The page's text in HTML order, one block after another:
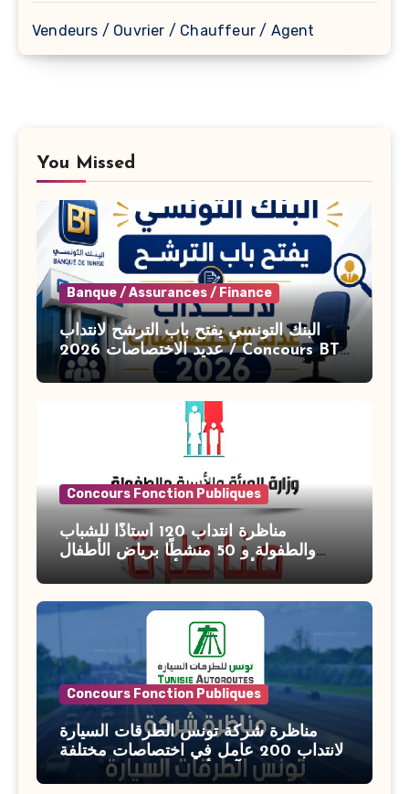
Vendeurs / Ouvrier / Chauffeur / Agent
You Missed
Banque / Assurances / Finance
البنك التونسي يفتح باب الترشح لانتداب
عديد الاختصاصات 2026 / Concours BT
Banque de Tunisie 2026
Concours Fonction Publiques
مناظرة انتداب 120 أستاذًا للشباب
والطفولة و 50 منشطًا برياض الأطفال
بوزارة الأسرة والمرأة والطفولة وكبار
السن آخر أجل للتسجيل : 27 جويلية 2026
Concours Fonction Publiques
مناظرة شركة تونس الطرقات السيارة
لانتداب 200 عامل في اختصاصات مختلفة
آخر أجل : 21 جويلية 2026